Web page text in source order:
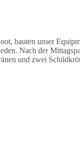
Wasser. Wir
bauten unser
Nach der
und zwei